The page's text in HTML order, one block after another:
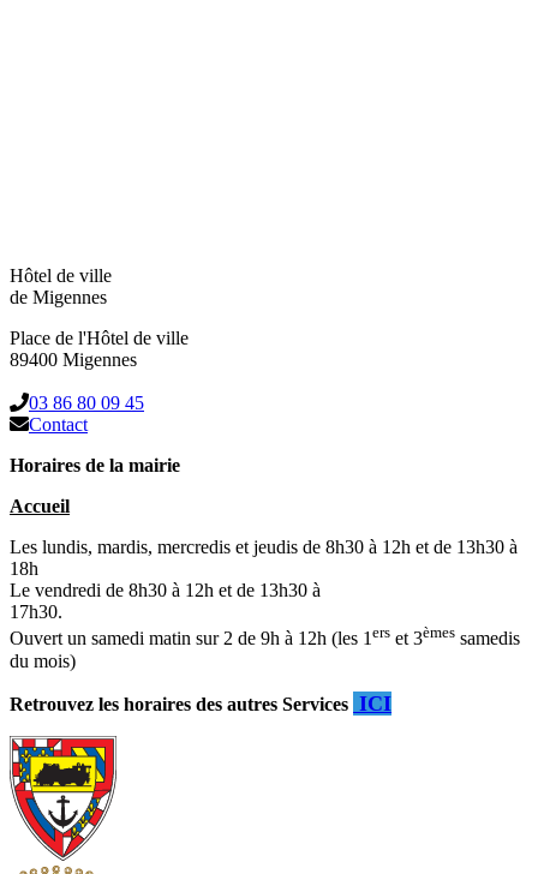
Hôtel de ville
de Migennes
Place de l'Hôtel de ville
89400 Migennes
03 86 80 09 45
Contact
Horaires de la mairie
Accueil
Les lundis, mardis, mercredis et jeudis de 8h30 à 12h et de 13h30 à
18h
Le vendredi de 8h30 à 12h et de 13h30 à
17h30.
Ouvert un samedi matin sur 2 de 9h à 12h (les 1ers et 3èmes samedis
du mois)
Retrouvez les horaires des autres Services ICI